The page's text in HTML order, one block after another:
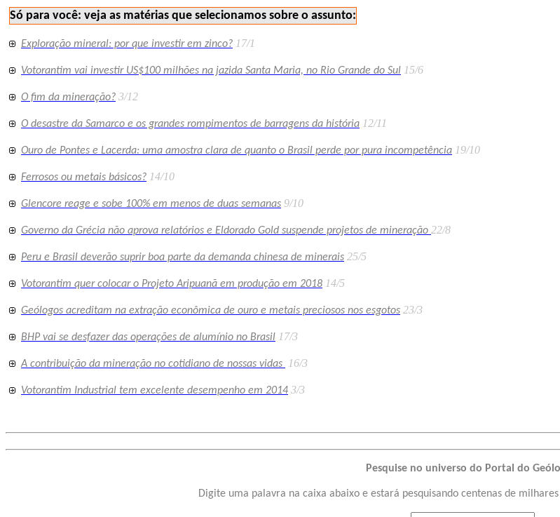
Só para você: veja as matérias que selecionamos sobre o assunto:
Exploração mineral: por que investir em zinco? 17/1
Votorantim vai investir US$100 milhões na jazida Santa Maria, no Rio Grande do Sul 15/6
O fim da mineração? 3/12
O desastre da Samarco e os grandes rompimentos de barragens da história 12/11
Ouro de Pontes e Lacerda: uma amostra clara de quanto o Brasil perde por pura incompetência 19/10
Ferrosos ou metais básicos? 14/10
Glencore reage e sobe 100% em menos de duas semanas 9/10
Governo da Grécia não aprova relatórios e Eldorado Gold suspende projetos de mineração 22/8
Peru e Brasil deverão suprir boa parte da demanda chinesa de minerais 25/5
Votorantim quer colocar o Projeto Aripuanã em produção em 2018 14/5
Geólogos acreditam na extração econômica de ouro e metais preciosos nos esgotos 23/3
BHP vai se desfazer das operações de alumínio no Brasil 17/3
A contribuição da mineração no cotidiano de nossas vidas 16/3
Votorantim Industrial tem excelente desempenho em 2014 3/3
Pesquise no universo do Portal do
Digite uma palavra na caixa abaixo e estará pesquisando centenas de